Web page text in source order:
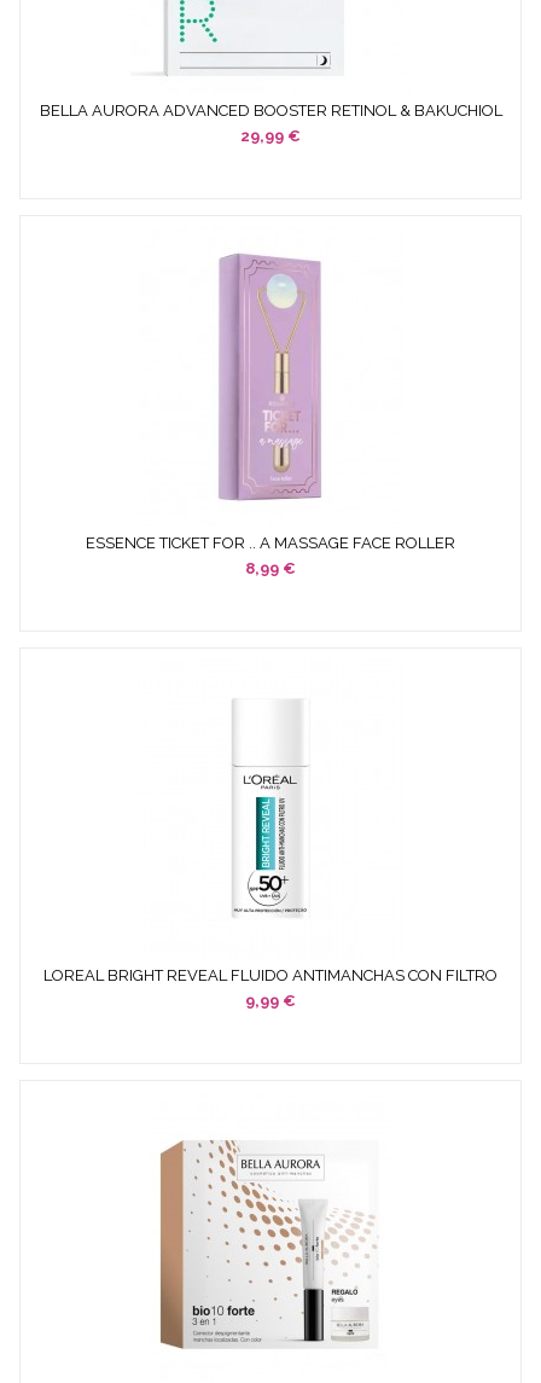
BELLA AURORA ADVANCED BOOSTER RETINOL & BAKUCHIOL
30 ML
29,99 €
ESSENCE TICKET FOR .. A MASSAGE FACE ROLLER
8,99 €
LOREAL BRIGHT REVEAL FLUIDO ANTIMANCHAS CON FILTRO
UV SPF...
9,99 €